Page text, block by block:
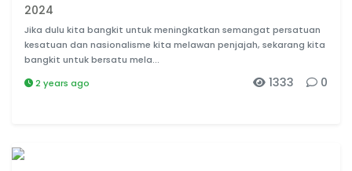
2024
Jika dulu kita bangkit untuk meningkatkan semangat persatuan
kesatuan dan nasionalisme kita melawan penjajah, sekarang kita
bangkit untuk bersatu mela...
2 years ago
0
1333